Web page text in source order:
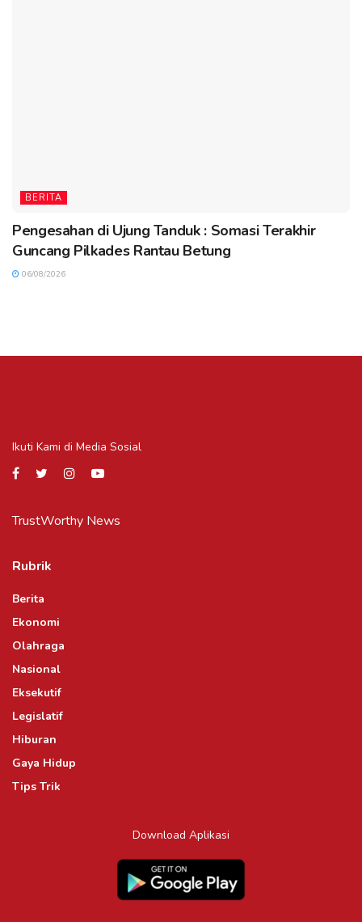
BERITA
Pengesahan di Ujung Tanduk : Somasi Terakhir
Guncang Pilkades Rantau Betung
06/08/2026
Ikuti Kami di Media Sosial
TrustWorthy News
Rubrik
Berita
Ekonomi
Olahraga
Nasional
Eksekutif
Legislatif
Hiburan
Gaya Hidup
Tips Trik
Download Aplikasi